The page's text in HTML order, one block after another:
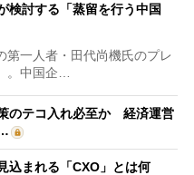
討する「蒸留を行う中国
一人者・田代尚機氏のプレ
。中国企…
のテコ入れ必至か 経済運営
込まれる「CXO」とは何